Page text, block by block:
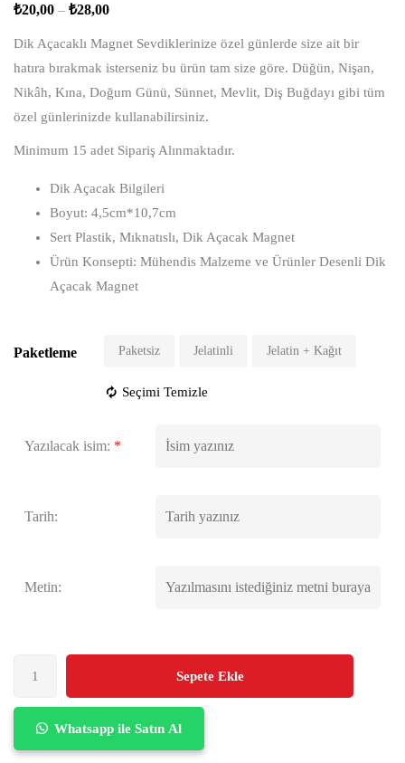
₺20,00 – ₺28,00
Dik Açacaklı Magnet Sevdiklerinize özel günlerde size ait bir
hatıra bırakmak isterseniz bu ürün tam size göre. Düğün, Nişan,
Nikâh, Kına, Doğum Günü, Sünnet, Mevlit, Diş Buğdayı gibi tüm
özel günlerinizde kullanabilirsiniz.
Minimum 15 adet Sipariş Alınmaktadır.
Dik Açacak Bilgileri
Boyut: 4,5cm*10,7cm
Sert Plastik, Mıknatıslı, Dik Açacak Magnet
Ürün Konsepti: Mühendis Malzeme ve Ürünler Desenli Dik
Açacak Magnet
Paketleme Paketsiz Jelatinli Jelatin + Kağıt
Seçimi Temizle
Yazılacak isim: *
Tarih:
Metin:
Sepete Ekle
Whatsapp ile Satın Al